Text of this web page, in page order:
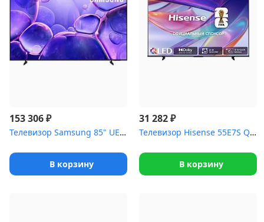
153 306₽
Телевизор Samsung 85" UE85U8000FUXRU черный
В корзину
31 282₽
Телевизор Hisense 55E7S QLED 4K SmartTV VIDAA
В корзину